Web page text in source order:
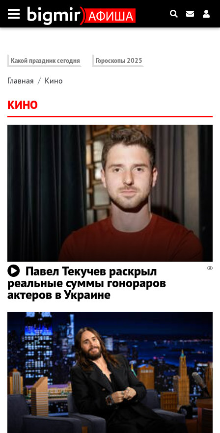
Какой праздник сегодня Гороскопы 2025
Главная Кино
КИНО
Павел Текучев раскрыл
реальные суммы гонораров
актеров в Украине